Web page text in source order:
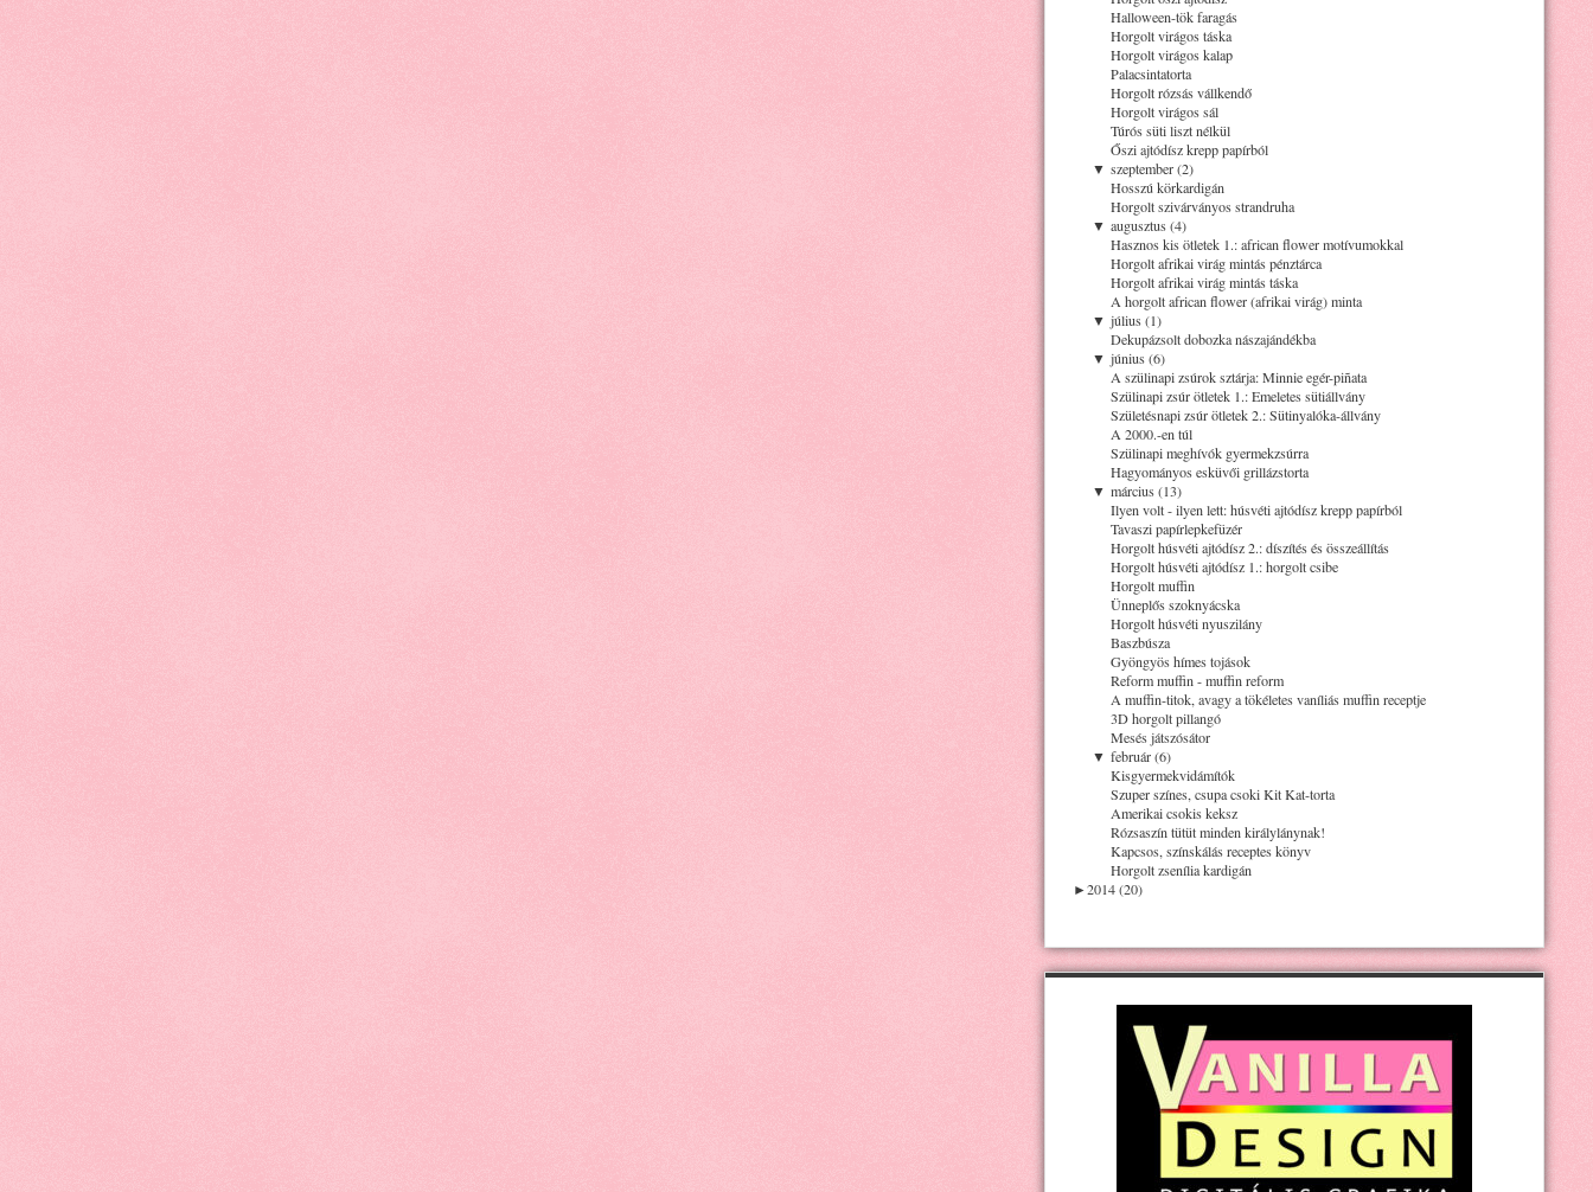
Halloween-tök faragás
Horgolt virágos táska
Horgolt virágos kalap
Palacsintatorta
Horgolt rózsás vállkendő
Horgolt virágos sál
Túrós süti liszt nélkül
Őszi ajtódísz krepp papírból
▼ szeptember (2)
Hosszú körkardigán
Horgolt szivárványos strandruha
▼ augusztus (4)
Hasznos kis ötletek 1.: african flower motívumokkal
Horgolt afrikai virág mintás pénztárca
Horgolt afrikai virág mintás táska
A horgolt african flower (afrikai virág) minta
▼ július (1)
Dekupázsolt dobozka nászajándékba
▼ június (6)
A szülinapi zsúrok sztárja: Minnie egér-piñata
Szülinapi zsúr ötletek 1.: Emeletes sütiállvány
Születésnapi zsúr ötletek 2.: Sütinyalóka-állvány
A 2000.-en túl
Szülinapi meghívók gyermekzsúrra
Hagyományos esküvői grillázstorta
▼ március (13)
Ilyen volt - ilyen lett: húsvéti ajtódísz krepp papírból
Tavaszi papírlepkefüzér
Horgolt húsvéti ajtódísz 2.: díszítés és összeállítás
Horgolt húsvéti ajtódísz 1.: horgolt csibe
Horgolt muffin
Ünneplős szoknyácska
Horgolt húsvéti nyuszilány
Baszbúsza
Gyöngyös hímes tojások
Reform muffin - muffin reform
A muffin-titok, avagy a tökéletes vaníliás muffin receptje
3D horgolt pillangó
Mesés játszósátor
▼ február (6)
Kisgyermekvidámítók
Szuper színes, csupa csoki Kit Kat-torta
Amerikai csokis keksz
Rózsaszín tütüt minden királylánynak!
Kapcsos, színskálás receptes könyv
Horgolt zsenília kardigán
►2014 (20)